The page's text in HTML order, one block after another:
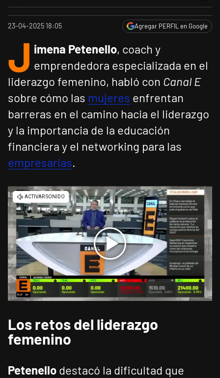
23-04-2025 18:05 Agregar PERFIL en Google
J imena Petenello, coach y
emprendedora especializada en el
liderazgo femenino, habló con Canal E
sobre cómo las mujeres enfrentan
barreras en el camino hacia el liderazgo
y la importancia de la educación
financiera y el networking para las
empresarias.
Los retos del liderazgo
femenino
Petenello destacó la dificultad que